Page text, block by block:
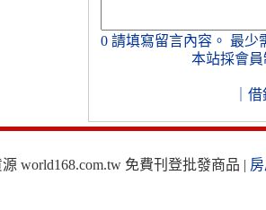
0 請填寫留言內容。 最少
本站採會員
借
world168.com.tw 免費刊登批發商品 |